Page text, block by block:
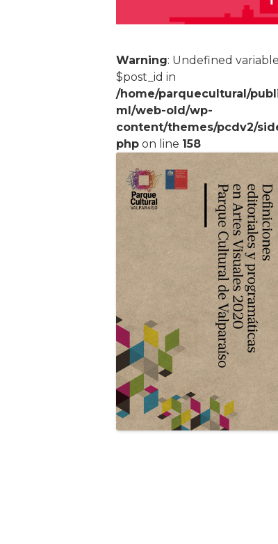
Warning: Undefined variable
$post_id in
/home/parquecultural/
ml/web-old/wp-
content/themes/pcdv2/
php on line 158